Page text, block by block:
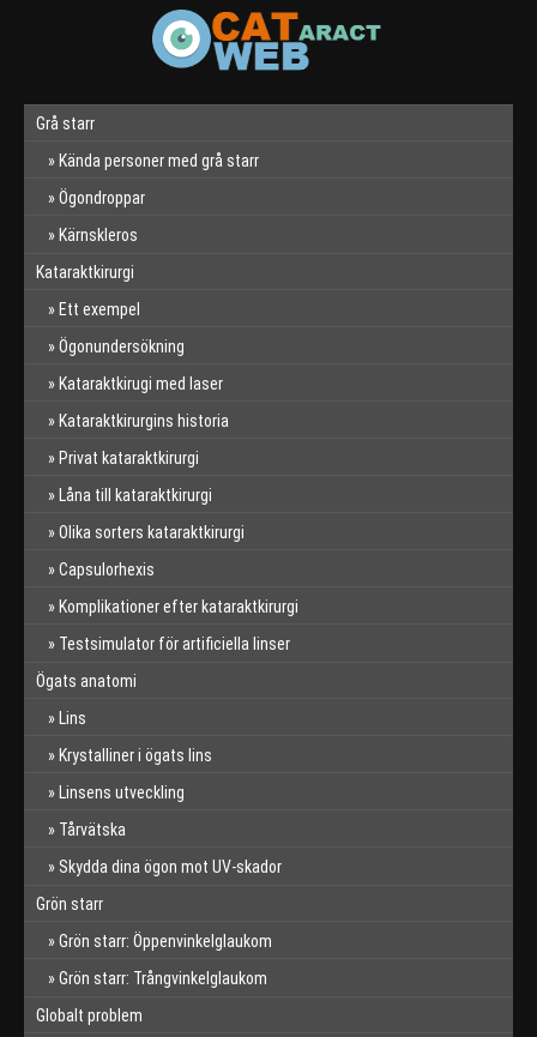
Grå starr
Kända personer med grå starr
Ögondroppar
Kärnskleros
Kataraktkirurgi
Ett exempel
Ögonundersökning
Kataraktkirugi med laser
Kataraktkirurgins historia
Privat kataraktkirurgi
Låna till kataraktkirurgi
Olika sorters kataraktkirurgi
Capsulorhexis
Komplikationer efter kataraktkirurgi
Testsimulator för artificiella linser
Ögats anatomi
Lins
Krystalliner i ögats lins
Linsens utveckling
Tårvätska
Skydda dina ögon mot UV-skador
Grön starr
Grön starr: Öppenvinkelglaukom
Grön starr: Trångvinkelglaukom
Globalt problem